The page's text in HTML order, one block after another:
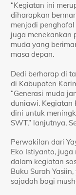
“Kegiatan ini
diharapkan
menjadi penghafal
juga menekankan
muda yang
masa depan.
Dedi berharap di
di Kabupaten
“Generasi muda
duniawi. Kegiatan
dini untuk
SWT,” lanjutnya,
Perwakilan dari
Eko Istiyanto,
dalam kegiatan
Buku Surah
sajadah bagi